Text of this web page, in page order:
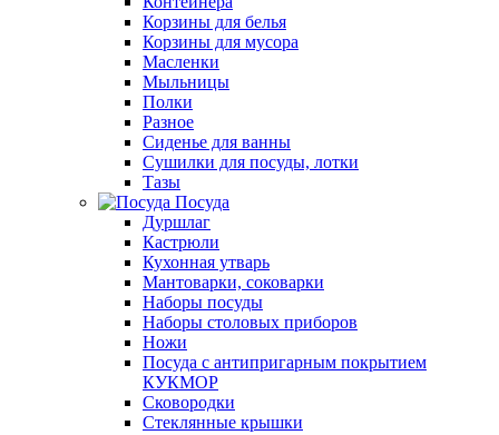
Корзины для белья
Корзины для мусора
Масленки
Мыльницы
Полки
Разное
Сиденье для ванны
Сушилки для посуды, лотки
Тазы
Посуда
Дуршлаг
Кастрюли
Кухонная утварь
Мантоварки, соковарки
Наборы посуды
Наборы столовых приборов
Ножи
Посуда с антипригарным покрытием
КУКМОР
Сковородки
Стеклянные крышки